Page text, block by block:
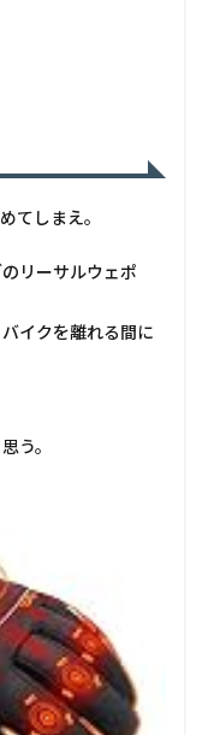
てしまえ。
リーサルウェポ
イクを離れる間に
う。